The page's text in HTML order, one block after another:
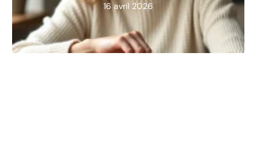
16 avril 2026